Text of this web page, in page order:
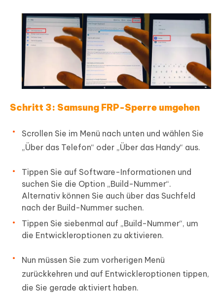
Schritt 3: Samsung FRP-Sperre umgehen
Scrollen Sie im Menü nach unten und wählen Sie
„Über das Telefon“ oder „Über das Handy“ aus.
Tippen Sie auf Software-Informationen und
suchen Sie die Option „Build-Nummer“.
Alternativ können Sie auch über das Suchfeld
nach der Build-Nummer suchen.
Tippen Sie siebenmal auf „Build-Nummer“, um
die Entwickleroptionen zu aktivieren.
Nun müssen Sie zum vorherigen Menü
zurückkehren und auf Entwickleroptionen tippen,
die Sie gerade aktiviert haben.